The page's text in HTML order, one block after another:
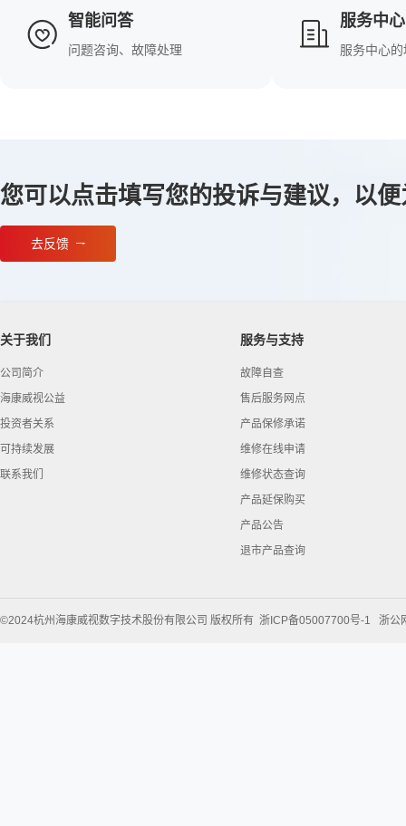
智能问答
问题咨询、故障处理
服务中心
服务中心
您可以点击填写您的投诉与建议，以
去反馈
关于我们
公司简介
海康威视公益
投资者关系
可持续发展
联系我们
服务与支持
故障自查
售后服务网点
产品保修承诺
维修在线申请
维修状态查询
产品延保购买
产品公告
退市产品查询
©2024杭州海康威视数字技术股份有限公司 版权所有 浙ICP备05007700号-1 浙公